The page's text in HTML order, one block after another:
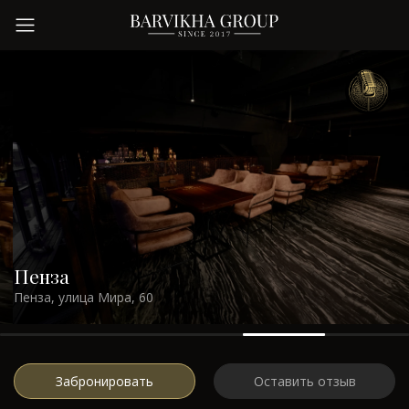
Контакты
Пенза
Пенза, улица Мира, 60
Забронировать Оставить отзыв